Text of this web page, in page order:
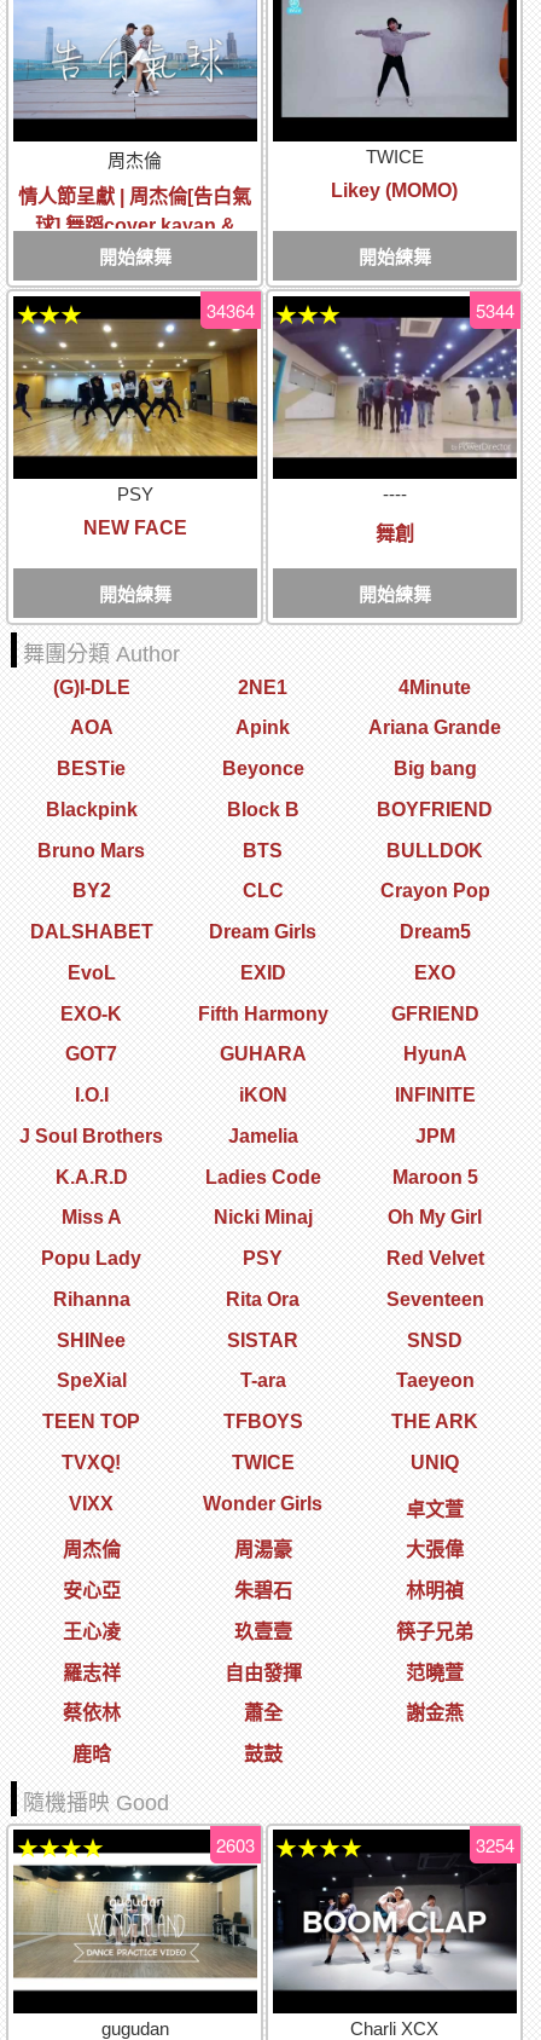
周杰倫
情人節呈獻 | 周杰倫[告白氣
球] 舞蹈cover kayan &
tyrese 編舞作品
開始練舞
TWICE
Likey (MOMO)
開始練舞
PSY
NEW FACE
開始練舞
34364
★★★
----
舞創
開始練舞
5344
★★★
舞團分類 Author
(G)I-DLE 2NE1
4Minute
AOA
Apink
Ariana Grande
BESTie
Beyonce
Big bang
Blackpink
Block B
BOYFRIEND
Bruno Mars
BTS
BULLDOK
BY2
CLC
Crayon Pop
DALSHABET
Dream Girls
Dream5
EvoL
EXID
EXO
EXO-K
Fifth Harmony
GFRIEND
GOT7
GUHARA
HyunA
I.O.I
iKON
INFINITE
J Soul Brothers
Jamelia
JPM
K.A.R.D
Ladies Code
Maroon 5
Miss A
Nicki Minaj
Oh My Girl
Popu Lady
PSY
Red Velvet
Rihanna
Rita Ora
Seventeen
SHINee
SISTAR
SNSD
SpeXial
T-ara
Taeyeon
TEEN TOP
TFBOYS
THE ARK
TVXQ!
TWICE
UNIQ
VIXX
Wonder Girls
卓文萱
周杰倫
周湯豪
大張偉
安心亞
朱碧石
林明禎
王心凌
玖壹壹
筷子兄弟
羅志祥
自由發揮
范曉萱
蔡依林
蕭全
謝金燕
鹿晗
鼓鼓
隨機播映 Good
gugudan
2603
★★★★
Charli XCX
3254
★★★★